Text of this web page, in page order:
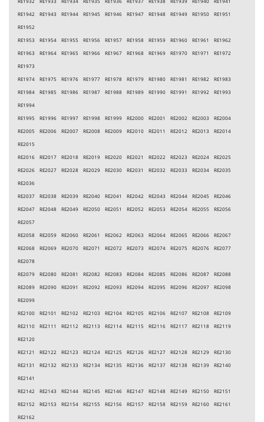
RE1942 RE1943 RE1944 RE1945 RE1946 RE1947 RE1948 RE1949 RE1950 RE1951
RE1952
RE1953 RE1954 RE1955 RE1956 RE1957 RE1958 RE1959 RE1960 RE1961 RE1962
RE1963 RE1964 RE1965 RE1966 RE1967 RE1968 RE1969 RE1970 RE1971 RE1972
RE1973
RE1974 RE1975 RE1976 RE1977 RE1978 RE1979 RE1980 RE1981 RE1982 RE1983
RE1984 RE1985 RE1986 RE1987 RE1988 RE1989 RE1990 RE1991 RE1992 RE1993
RE1994
RE1995 RE1996 RE1997 RE1998 RE1999 RE2000 RE2001 RE2002 RE2003 RE2004
RE2005 RE2006 RE2007 RE2008 RE2009 RE2010 RE2011 RE2012 RE2013 RE2014
RE2015
RE2016 RE2017 RE2018 RE2019 RE2020 RE2021 RE2022 RE2023 RE2024 RE2025
RE2026 RE2027 RE2028 RE2029 RE2030 RE2031 RE2032 RE2033 RE2034 RE2035
RE2036
RE2037 RE2038 RE2039 RE2040 RE2041 RE2042 RE2043 RE2044 RE2045 RE2046
RE2047 RE2048 RE2049 RE2050 RE2051 RE2052 RE2053 RE2054 RE2055 RE2056
RE2057
RE2058 RE2059 RE2060 RE2061 RE2062 RE2063 RE2064 RE2065 RE2066 RE2067
RE2068 RE2069 RE2070 RE2071 RE2072 RE2073 RE2074 RE2075 RE2076 RE2077
RE2078
RE2079 RE2080 RE2081 RE2082 RE2083 RE2084 RE2085 RE2086 RE2087 RE2088
RE2089 RE2090 RE2091 RE2092 RE2093 RE2094 RE2095 RE2096 RE2097 RE2098
RE2099
RE2100 RE2101 RE2102 RE2103 RE2104 RE2105 RE2106 RE2107 RE2108 RE2109
RE2110 RE2111 RE2112 RE2113 RE2114 RE2115 RE2116 RE2117 RE2118 RE2119
RE2120
RE2121 RE2122 RE2123 RE2124 RE2125 RE2126 RE2127 RE2128 RE2129 RE2130
RE2131 RE2132 RE2133 RE2134 RE2135 RE2136 RE2137 RE2138 RE2139 RE2140
RE2141
RE2142 RE2143 RE2144 RE2145 RE2146 RE2147 RE2148 RE2149 RE2150 RE2151
RE2152 RE2153 RE2154 RE2155 RE2156 RE2157 RE2158 RE2159 RE2160 RE2161
RE2162